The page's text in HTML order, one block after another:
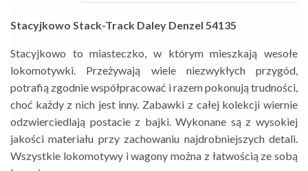
Stacyjkowo Stack-Track Daley Denzel 54135
Stacyjkowo to miasteczko, w którym mieszkają wesołe
lokomotywki. Przeżywają wiele niezwykłych przygód,
potrafią zgodnie współpracować i razem pokonują trudności,
choć każdy z nich jest inny. Zabawki z całej kolekcji wiernie
odzwierciedlają postacie z bajki. Wykonane są z wysokiej
jakości materiału przy zachowaniu najdrobniejszych detali.
Wszystkie lokomotywy i wagony można z łatwością ze sobą